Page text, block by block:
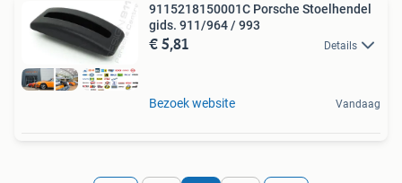
9115218150001C Porsche Stoelhendel
gids. 911/964 / 993
€ 5,81 Details
Bezoek website Vandaag